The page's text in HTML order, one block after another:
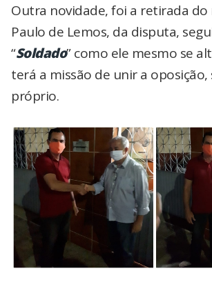
Outra novidade, foi a retirada do
Paulo de Lemos, da disputa,
“Soldado” como ele mesmo se
terá a missão de unir a oposição,
próprio.